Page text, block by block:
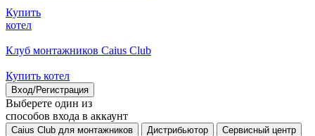
Купить
котел
Клуб монтажников Caius Club
Купить котел
Вход/Регистрация
Выберете один из
способов входа в аккаунт
Caius Club для монтажников Дистрибьютор Сервисный центр